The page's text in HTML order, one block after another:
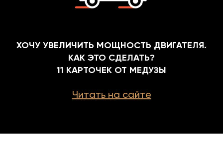
ХОЧУ УВЕЛИЧИТЬ МОЩНОСТЬ ДВИГАТЕЛЯ.
КАК ЭТО СДЕЛАТЬ?
11 КАРТОЧЕК ОТ МЕДУЗЫ
Читать на сайте